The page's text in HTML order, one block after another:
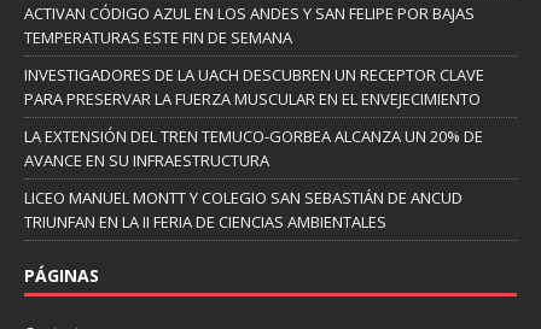
ACTIVAN CÓDIGO AZUL EN LOS ANDES Y SAN FELIPE POR BAJAS
TEMPERATURAS ESTE FIN DE SEMANA
INVESTIGADORES DE LA UACH DESCUBREN UN RECEPTOR CLAVE
PARA PRESERVAR LA FUERZA MUSCULAR EN EL ENVEJECIMIENTO
LA EXTENSIÓN DEL TREN TEMUCO-GORBEA ALCANZA UN 20% DE
AVANCE EN SU INFRAESTRUCTURA
LICEO MANUEL MONTT Y COLEGIO SAN SEBASTIÁN DE ANCUD
TRIUNFAN EN LA II FERIA DE CIENCIAS AMBIENTALES
PÁGINAS